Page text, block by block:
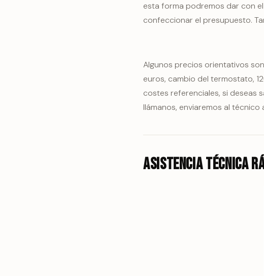
esta forma podremos dar con
confeccionar el presupuesto.
Algunos precios orientativos
euros, cambio del termostato,
costes referenciales, si deseas
llámanos, enviaremos al
Asistencia técnica